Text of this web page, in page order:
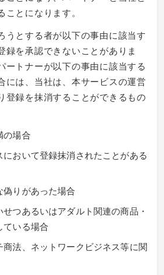
とになります。
うとする者が以下の事由に該当す
録を承認できないことがありま
ートナーが以下の事由に該当する
には、当社は、本サービスの運営
登録を抹消することができるもの
の場合
おいて登録抹消されたことがある
りがあった場合
せつあるいはアダルト関連の商品・
ている場合
商法、ネットワークビジネス等に関